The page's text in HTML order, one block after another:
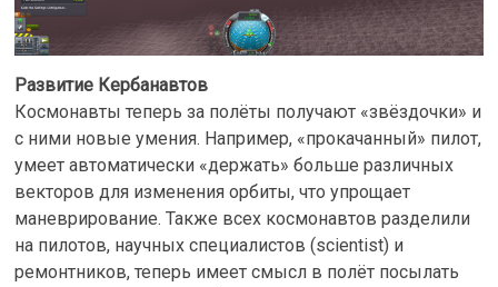
Развитие Кербанавтов
Космонавты теперь за полёты получают «звёздочки» и
с ними новые умения. Например, «прокачанный» пилот,
умеет автоматически «держать» больше различных
векторов для изменения орбиты, что упрощает
маневрирование. Также всех космонавтов разделили
на пилотов, научных специалистов (scientist) и
ремонтников, теперь имеет смысл в полёт посылать